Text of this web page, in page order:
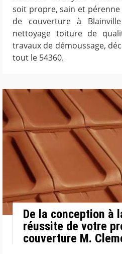
soit propre, sain et
de couverture à
nettoyage toiture de
travaux de démoussage,
tout le 54360.
De la conception à
réussite de votre
couverture M.